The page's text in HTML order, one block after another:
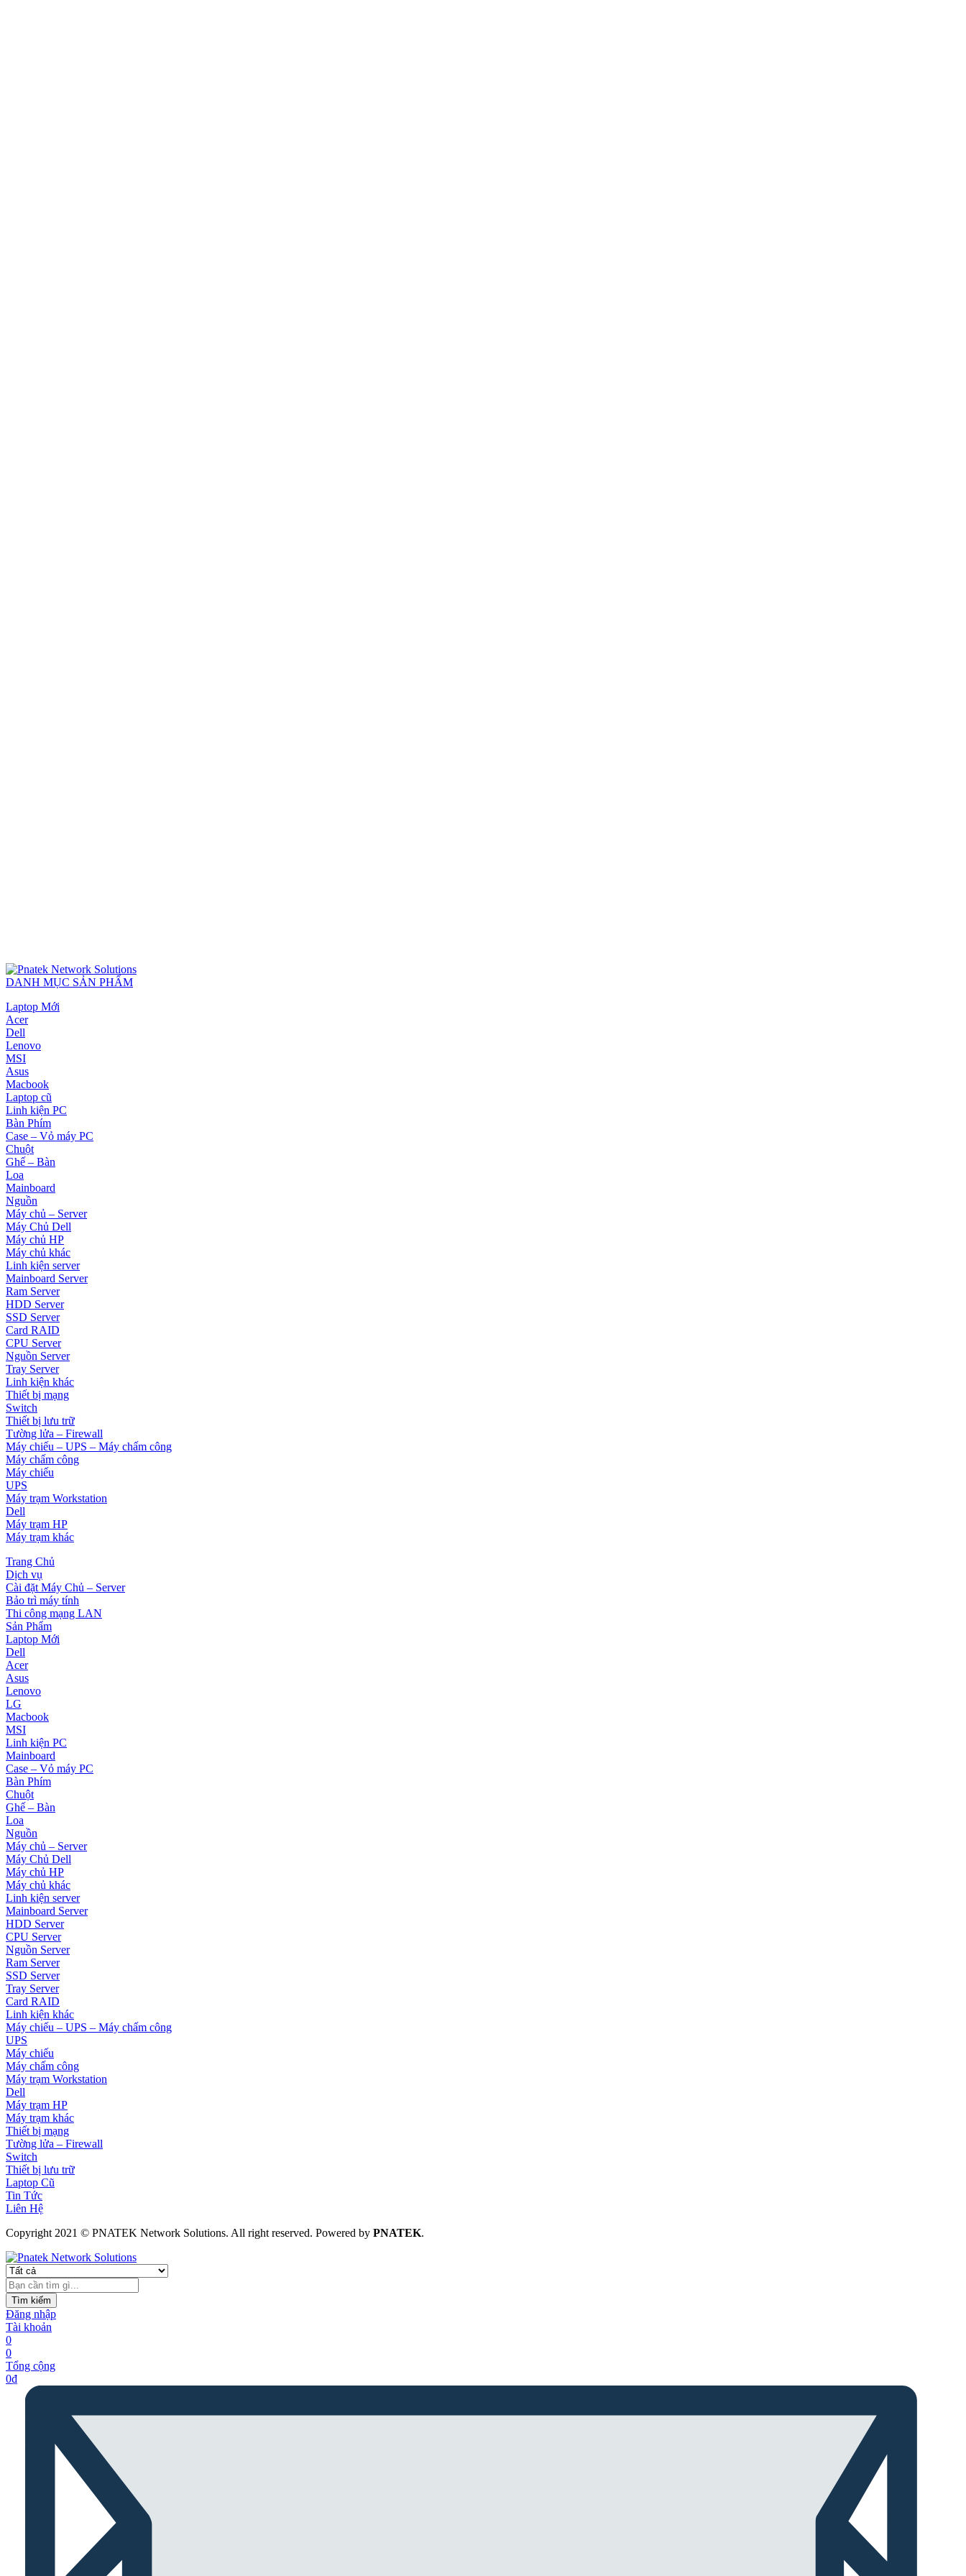
DANH MỤC SẢN PHẨM
Laptop Mới
Acer
Dell
Lenovo
MSI
Asus
Macbook
Laptop cũ
Linh kiện PC
Bàn Phím
Case – Vỏ máy PC
Chuột
Ghế – Bàn
Loa
Mainboard
Nguồn
Máy chủ – Server
Máy Chủ Dell
Máy chủ HP
Máy chủ khác
Linh kiện server
Mainboard Server
Ram Server
HDD Server
SSD Server
Card RAID
CPU Server
Nguồn Server
Tray Server
Linh kiện khác
Thiết bị mạng
Switch
Thiết bị lưu trữ
Tường lửa – Firewall
Máy chiếu – UPS – Máy chấm công
Máy chấm công
Máy chiếu
UPS
Máy trạm Workstation
Dell
Máy trạm HP
Máy trạm khác
Trang Chủ
Dịch vụ
Cài đặt Máy Chủ – Server
Bảo trì máy tính
Thi công mạng LAN
Sản Phẩm
Laptop Mới
Dell
Acer
Asus
Lenovo
LG
Macbook
MSI
Linh kiện PC
Mainboard
Case – Vỏ máy PC
Bàn Phím
Chuột
Ghế – Bàn
Loa
Nguồn
Máy chủ – Server
Máy Chủ Dell
Máy chủ HP
Máy chủ khác
Linh kiện server
Mainboard Server
HDD Server
CPU Server
Nguồn Server
Ram Server
SSD Server
Tray Server
Card RAID
Linh kiện khác
Máy chiếu – UPS – Máy chấm công
UPS
Máy chiếu
Máy chấm công
Máy trạm Workstation
Dell
Máy trạm HP
Máy trạm khác
Thiết bị mạng
Tường lửa – Firewall
Switch
Thiết bị lưu trữ
Laptop Cũ
Tin Tức
Liên Hệ
Copyright 2021 © PNATEK Network Solutions. All right reserved. Powered by PNATEK.
Tìm kiếm
Đăng nhập
Tài khoản
0
0
Tổng cộng
0₫